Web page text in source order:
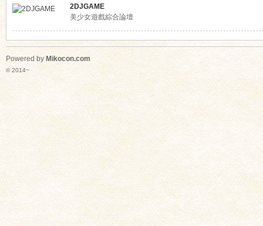
2DJGAME
美少女遊戲綜合論壇
Powered by Mikocon.com
© 2014~